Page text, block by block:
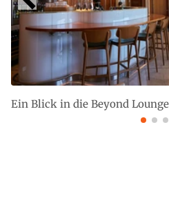
Ein Blick in die Beyond